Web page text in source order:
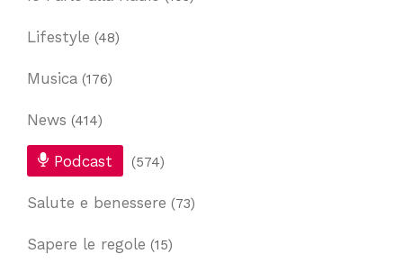
Lifestyle (48)
Musica (176)
News (414)
Podcast (574)
Salute e benessere (73)
Sapere le regole (15)